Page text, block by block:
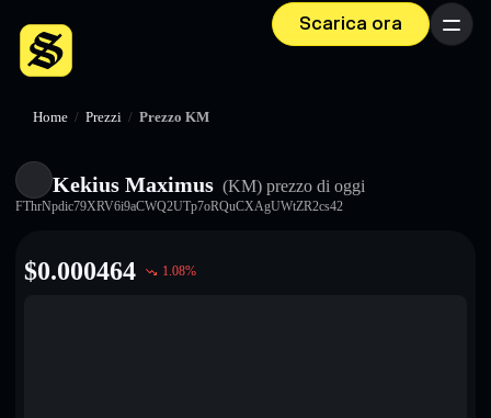
Scarica ora Menu
Home / Prezzi / Prezzo KM
Kekius Maximus (KM) prezzo di oggi
FThrNpdic79XRV6i9aCWQ2UTp7oRQuCXAgUWtZR2cs42
$0.000464 1.08%